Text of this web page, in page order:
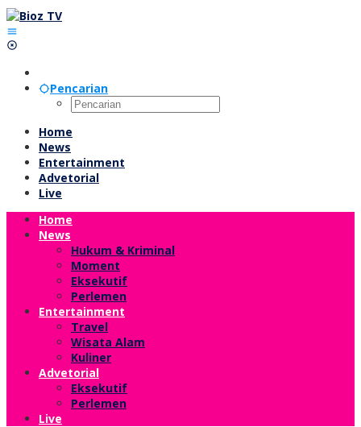
Lewati
ke
konten
Pencarian
Home
News
Entertainment
Advetorial
Live
Home
News
Hukum & Kriminal
Moment
Eksekutif
Perlemen
Entertainment
Travel
Wisata Alam
Kuliner
Advetorial
Eksekutif
Perlemen
Live